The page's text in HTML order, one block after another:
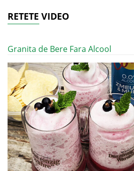
RETETE VIDEO
Granita de Bere Fara Alcool